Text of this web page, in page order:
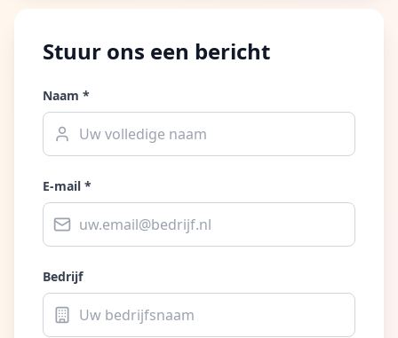
Stuur ons een bericht
Naam *
E-mail *
Bedrijf